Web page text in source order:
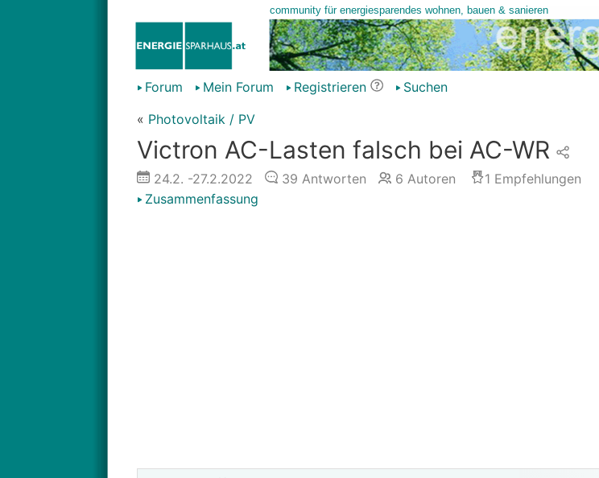
Forum Mein Forum Registrieren
Suchen
« Photovoltaik / PV
Victron AC-Lasten falsch bei AC-WR
24.2. -27.2.2022 39 Antworten 6 Autoren 1 Empfehlungen
Zusammenfassung